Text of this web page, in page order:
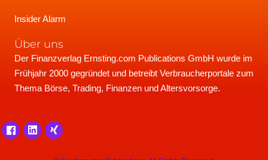
Insider Alarm
Über uns
Der Finanzverlag Ernsting.com Publications GmbH wurde im
Frühjahr 2000 gegründet und betreibt Verbraucherportale zum
Thema Börse, Trading, Finanzen und Altersvorsorge.